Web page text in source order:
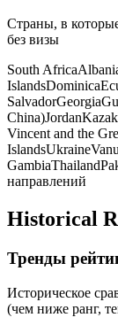
Страны, в
без визы
South Africa
IslandsDominica
SalvadorGeorgia
China)Jordan
Vincent and the
IslandsUkraine
GambiaThailand
направлений
Historical
Тренды
Историческое
(чем ниже ранг,